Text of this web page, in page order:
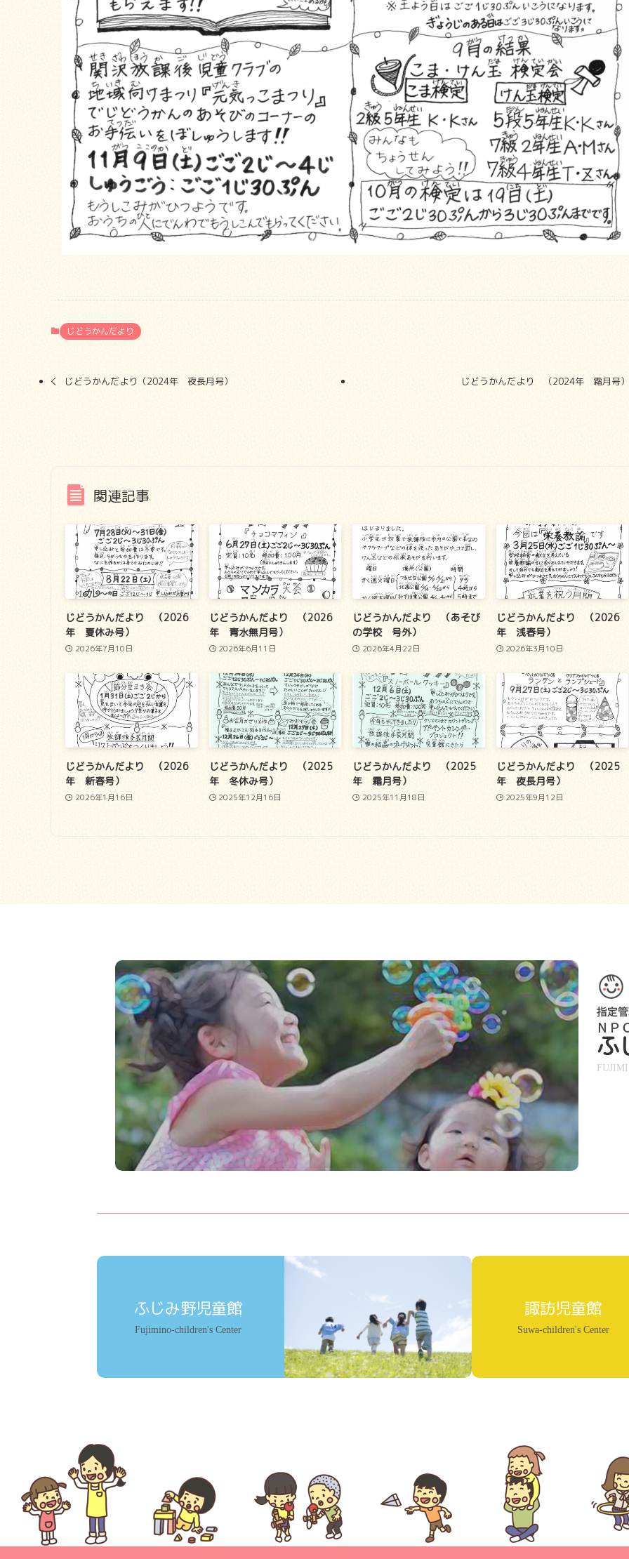
じどうかんだより
じどうかんだより（2024年 夜長月号） じどうかんだより （2024年 霜月号）
関連記事
じどうかんだより （2026
年 夏休み号）
2026年7月10日
じどうかんだより （2026
年 青水無月号）
2026年6月11日
じどうかんだより （あそび
の学校 号外）
2026年4月22日
じどうかんだより （2026
年 浅春号）
2026年3月10日
じどうかんだより （2026
年 新春号）
2026年1月16日
じどうかんだより （2025
年 冬休み号）
2025年12月16日
じどうかんだより （2025
年 霜月号）
2025年11月18日
じどうかんだより （2025
年 夜長月号）
2025年9月12日
ふ
ふじみ野児童館
Fujimino-children's Center
諏訪児童館
Suwa-children's Center